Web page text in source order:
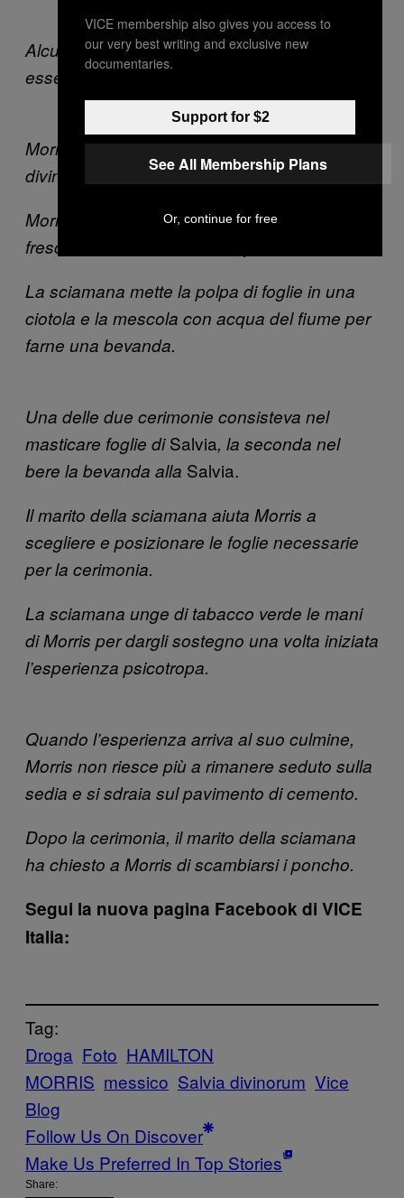
Alcune aree in cui cresce laSalviapossono
essere raggiunte solo a dorso d’asino.
Morris raccoglie alcune foglie diSalvia
divinorum
selvatica.
Morris guarda la sciamana tritare le foglie
fresce su una roccia con un pestello.
La sciamana mette la polpa di foglie in una
ciotola e la mescola con acqua del fiume per
farne una bevanda.
Una delle due cerimonie consisteva nel
masticare foglie diSalvia, la seconda nel
bere la bevanda alla Salvia.
Il marito della sciamana aiuta Morris a
scegliere e posizionare le foglie necessarie
per la cerimonia.
La sciamana unge di tabacco verde le mani
di Morris per dargli sostegno una volta iniziata
l’esperienza psicotropa.
Quando l’esperienza arriva al suo culmine,
Morris non riesce più a rimanere seduto sulla
sedia e si sdraia sul pavimento di cemento.
Dopo la cerimonia, il marito della sciamana
ha chiesto a Morris di scambiarsi i poncho.
Segui la nuova pagina Facebook di VICE
Italia:
Tag:
Droga Foto HAMILTON
MORRIS messico Salvia divinorum Vice
Blog
Follow Us On Discover
Make Us Preferred In Top Stories
Share:
VICE membership also gives you access to
our very best writing and exclusive new
documentaries.
Support for $2
See All Membership Plans
Or, continue for free